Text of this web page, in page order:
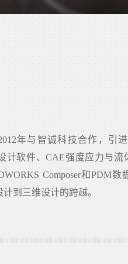
年与智诚科技合作，引
计软件、CAE强度应力与流
Composer和PDM
到三维设计的跨越。